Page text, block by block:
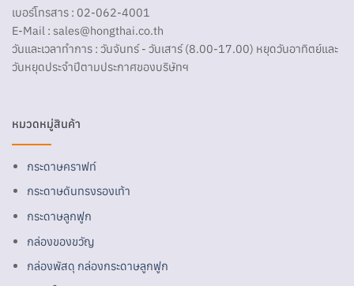
เบอร์โทรสาร : 02-062-4001
E-Mail : sales@hongthai.co.th
วันและเวลาทำการ : วันจันทร์ - วันเสาร์ (8.00-17.00) หยุดวันอาทิตย์และ
วันหยุดประจำปีตามประกาศของบริษัทฯ
หมวดหมู่สินค้า
กระดาษคราฟท์
กระดาษดันทรงรองเท้า
กระดาษลูกฟูก
กล่องของขวัญ
กล่องพัสดุ กล่องกระดาษลูกฟูก